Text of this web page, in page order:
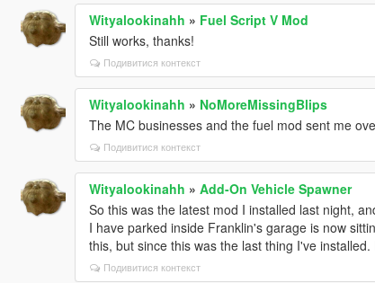
Wityalookinahh » Fuel Script V Mod
Still works, thanks!
Подивитися контекст
Wityalookinahh » NoMoreMissingBlips
The MC businesses and the fuel mod sent me
Подивитися контекст
Wityalookinahh » Add-On Vehicle Spawner
So this was the latest mod I installed last night,
I have parked inside Franklin's garage is now
this, but since this was the last thing I've
Подивитися контекст